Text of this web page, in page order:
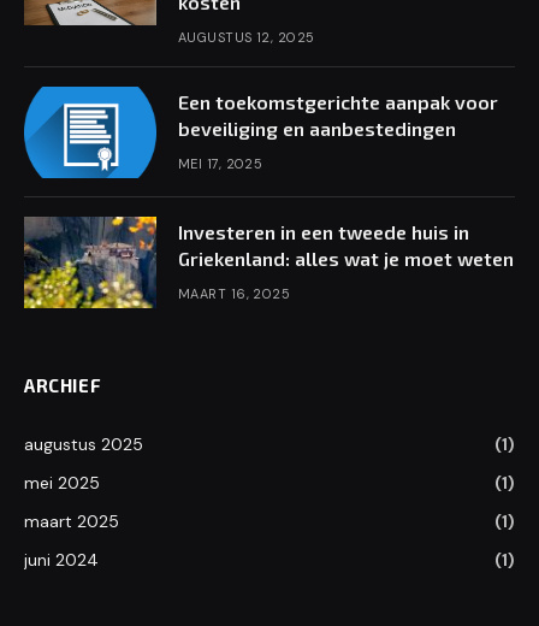
AUGUSTUS 12, 2025
Een toekomstgerichte aanpak voor
beveiliging en aanbestedingen
MEI 17, 2025
Investeren in een tweede huis in
Griekenland: alles wat je moet weten
MAART 16, 2025
ARCHIEF
augustus 2025
(1)
mei 2025
(1)
maart 2025
(1)
juni 2024
(1)